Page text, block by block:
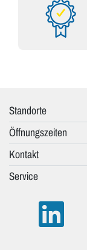
Standorte
Öffnungszeiten
Kontakt
Service